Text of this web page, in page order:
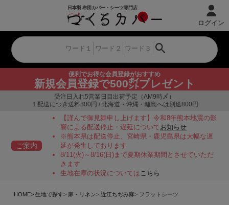
便利でお得な会員登録がおすすめ
新規会員登録で500㌽プレゼント
ログイン
受注日入れ5営業日目出荷予定（AM9時〆）
１配送につき送料800円 / 北海道・沖縄・離島へは別途800円
ご案内
【謹んで御見舞申し上げます】令和8年熊本地震の影
響による配送停止・遅延についてお知らせ
※熊本県は配送停止、宮崎県・鹿児島県は大幅な遅
延が発生しております
8/11(火)～8/16(日)まで夏期休業期間とさせていただ
きます
生地在庫の状況についてはこちら
HOME 生地で探す 麻・リネン 近江ちぢみ麻 フラットシーツ